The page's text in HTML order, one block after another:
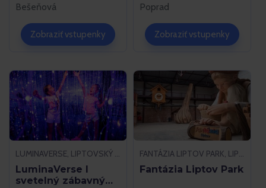
Bešeňová
Zobraziť vstupenky
Poprad
Zobraziť vstupenky
LUMINAVERSE, LIPTOVSKÝ MIKULÁŠ
LuminaVerse I
svetelný zábavný
FANTÁZIA LIPTOV PARK, LIPTOVSKÝ MIKULÁŠ
Fantázia Liptov Park